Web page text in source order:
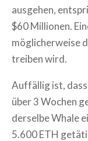
ausgehen,
$60 Millionen.
möglicherweise
treiben wird.
Auffällig ist,
über 3 Wochen
derselbe Whale
5.600 ETH